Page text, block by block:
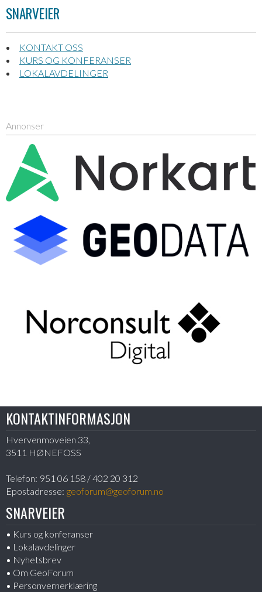
SNARVEIER
KONTAKT OSS
KURS OG KONFERANSER
LOKALAVDELINGER
Annonser
KONTAKTINFORMASJON
Hvervenmoveien 33,
3511 HØNEFOSS
Telefon: 951 06 158 / 402 20 312
Epostadresse: geoforum@geoforum.no
SNARVEIER
Kurs og konferanser
Lokalavdelinger
Nyhetsbrev
Om GeoForum
Personvernerklæring